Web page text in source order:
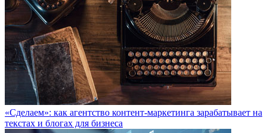
«Сделаем»: как агентство контент-маркетинга зарабатывает на
текстах и блогах для бизнеса